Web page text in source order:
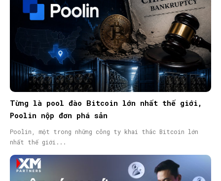
Từng là pool đào Bitcoin lớn nhất thế giới,
Poolin nộp đơn phá sản
Poolin, một trong những công ty khai thác Bitcoin lớn
nhất thế giới...